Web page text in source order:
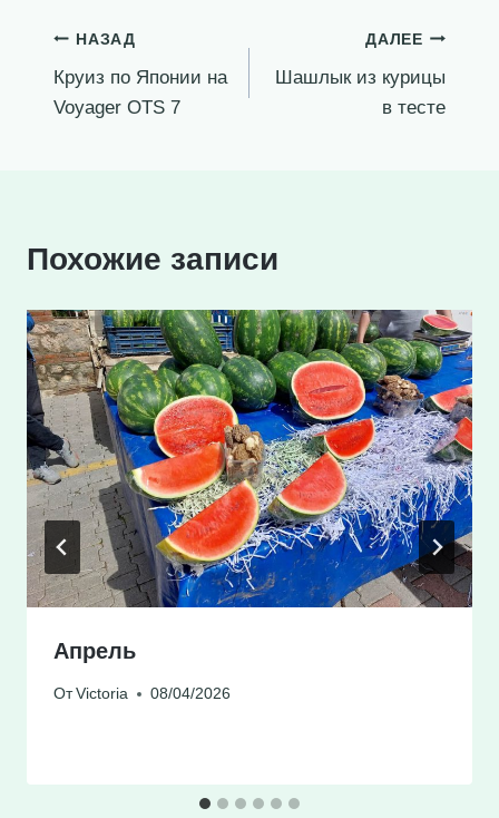
Навигация
по
НАЗАД
Круиз по Японии на
Voyager OTS 7
ДАЛЕЕ
Шашлык из курицы
в тесте
Похожие записи
Апрель
От Victoria 08/04/2026